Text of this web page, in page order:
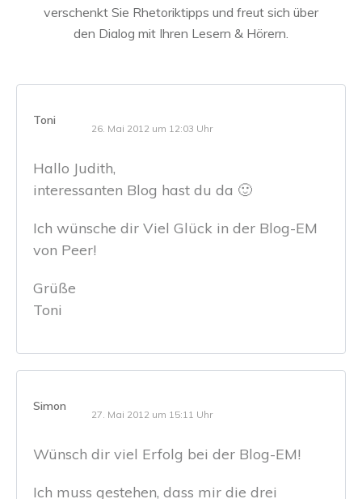
verschenkt Sie Rhetoriktipps und freut sich über
den Dialog mit Ihren Lesern & Hörern.
Toni
26. Mai 2012 um 12:03 Uhr
Hallo Judith,
interessanten Blog hast du da 🙂
Ich wünsche dir Viel Glück in der Blog-EM
von Peer!
Grüße
Toni
Simon
27. Mai 2012 um 15:11 Uhr
Wünsch dir viel Erfolg bei der Blog-EM!
Ich muss gestehen, dass mir die drei